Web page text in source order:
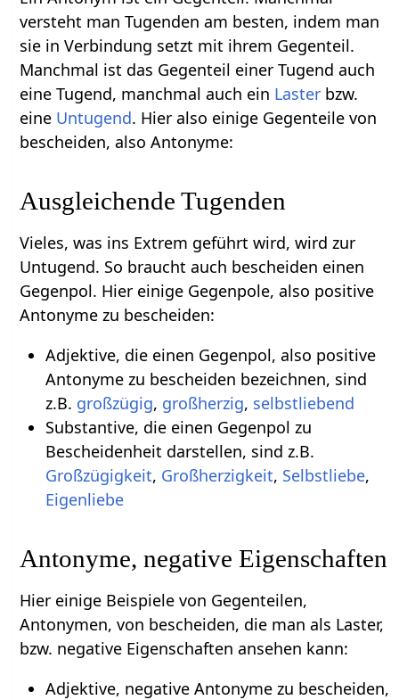
versteht man Tugenden am besten, indem man
sie in Verbindung setzt mit ihrem Gegenteil.
Manchmal ist das Gegenteil einer Tugend auch
eine Tugend, manchmal auch ein Laster bzw.
eine Untugend. Hier also einige Gegenteile von
bescheiden, also Antonyme:
Ausgleichende Tugenden
Vieles, was ins Extrem geführt wird, wird zur
Untugend. So braucht auch bescheiden einen
Gegenpol. Hier einige Gegenpole, also positive
Antonyme zu bescheiden:
Adjektive, die einen Gegenpol, also positive
Antonyme zu bescheiden bezeichnen, sind
z.B. großzügig, großherzig, selbstliebend
Substantive, die einen Gegenpol zu
Bescheidenheit darstellen, sind z.B.
Großzügigkeit, Großherzigkeit, Selbstliebe,
Eigenliebe
Antonyme, negative Eigenschaften
Hier einige Beispiele von Gegenteilen,
Antonymen, von bescheiden, die man als Laster,
bzw. negative Eigenschaften ansehen kann:
Adjektive, negative Antonyme zu bescheiden,